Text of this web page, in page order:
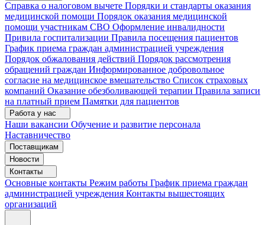
Справка о налоговом вычете Порядки и стандарты оказания
медицинской помощи Порядок оказания медицинской
помощи участникам СВО Оформление инвалидности
Привила госпитализации Правила посещения пациентов
График приема граждан администрацией учреждения
Порядок обжалования действий Порядок рассмотрения
обращений граждан Информированное добровольное
согласие на медицинское вмешательство Список страховых
компаний Оказание обезболивающей терапии Правила записи
на платный прием Памятки для пациентов
Работа у нас
Наши вакансии Обучение и развитие персонала
Наставничество
Поставщикам
Новости
Контакты
Основные контакты Режим работы График приема граждан
администрацией учреждения Контакты вышестоящих
организаций